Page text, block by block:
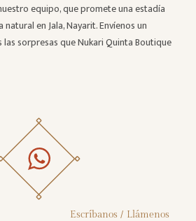
equipo, que promete una estadía
en Jala, Nayarit. Envíenos un
sorpresas que Nukari Quinta Boutique
Escríbanos / Llámenos